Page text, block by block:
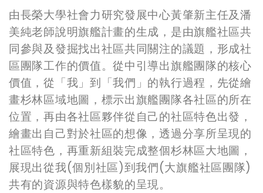
由長榮大學社會力研究發展中心黃肇新主任及潘
美純老師說明旗艦計畫的生成，是由旗艦社區共
同參與及發掘找出社區共同關注的議題，形成社
區團隊工作的價值。從中引導出旗艦團隊的核心
價值，從「我」到「我們」的執行過程，先從繪
畫杉林區域地圖，標示出旗艦團隊各社區的所在
位置，再由各社區夥伴從自己的社區特色出發，
繪畫出自己對於社區的想像，透過分享所呈現的
社區特色，再重新組裝完成整個杉林區大地圖，
展現出從我(個別社區)到我們(大旗艦社區團隊)
共有的資源與特色樣貌的呈現。